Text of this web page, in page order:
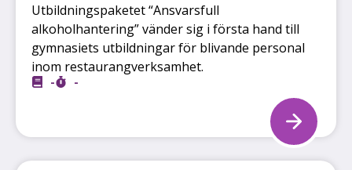
Utbildningspaketet “Ansvarsfull
alkoholhantering” vänder sig i första hand till
gymnasiets utbildningar för blivande personal
inom restaurangverksamhet.
- -